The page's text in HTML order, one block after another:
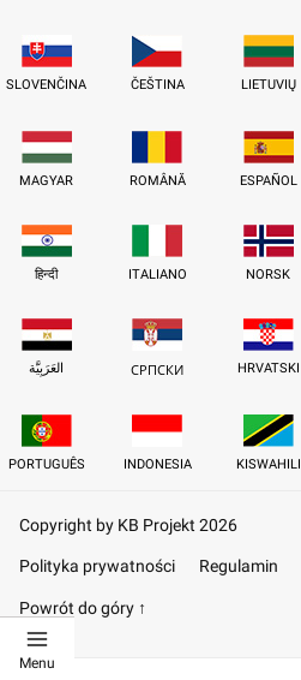
SLOVENČINA ČEŠTINA LIETUVIŲ
MAGYAR ROMÂNĂ ESPAÑOL
हिन्दी ITALIANO NORSK
العَرَبِيَّة СРПСКИ HRVATSKI
PORTUGUÊS INDONESIA KISWAHILI
Copyright by KB Projekt 2026
Polityka prywatności Regulamin
Powrót do góry ↑
Menu